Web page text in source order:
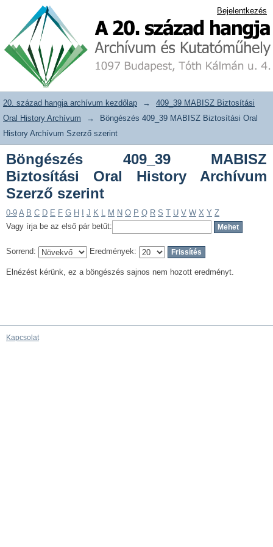
Böngészés 409_39 MABISZ Biztosítási
Oral History Archívum Szerző szerint
20. század hangja archívum adattár Bejelentkezés
20. század hangja archívum kezdőlap →
409_39 MABISZ Biztosítási
Oral History Archívum
→
Böngészés 409_39 MABISZ Biztosítási Oral
History Archívum Szerző szerint
Böngészés 409_39 MABISZ
Biztosítási Oral History Archívum
Szerző szerint
0-9 A B C D E F G H J K L M N O P Q R S T U V W X Y Z
Vagy írja be az első pár betűt:
Sorrend: Eredmények:
Elnézést kérünk, ez a böngészés sajnos nem hozott eredményt.
Kapcsolat